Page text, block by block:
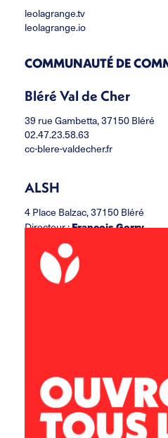
leolagrange.tv
leolagrange.io
COMMUNAUTÉ DE
Bléré Val de Cher
39 rue Gambetta, 37150 Bléré
02.47.23.58.63
cc-blere-valdecher.fr
ALSH
4 Place Balzac, 37150 Bléré
Directeur :François Gorry
ccbvc.alsh@leolagrange.org
02.47.30.37.06
06.11.33.47.85
07.77.49.12.09